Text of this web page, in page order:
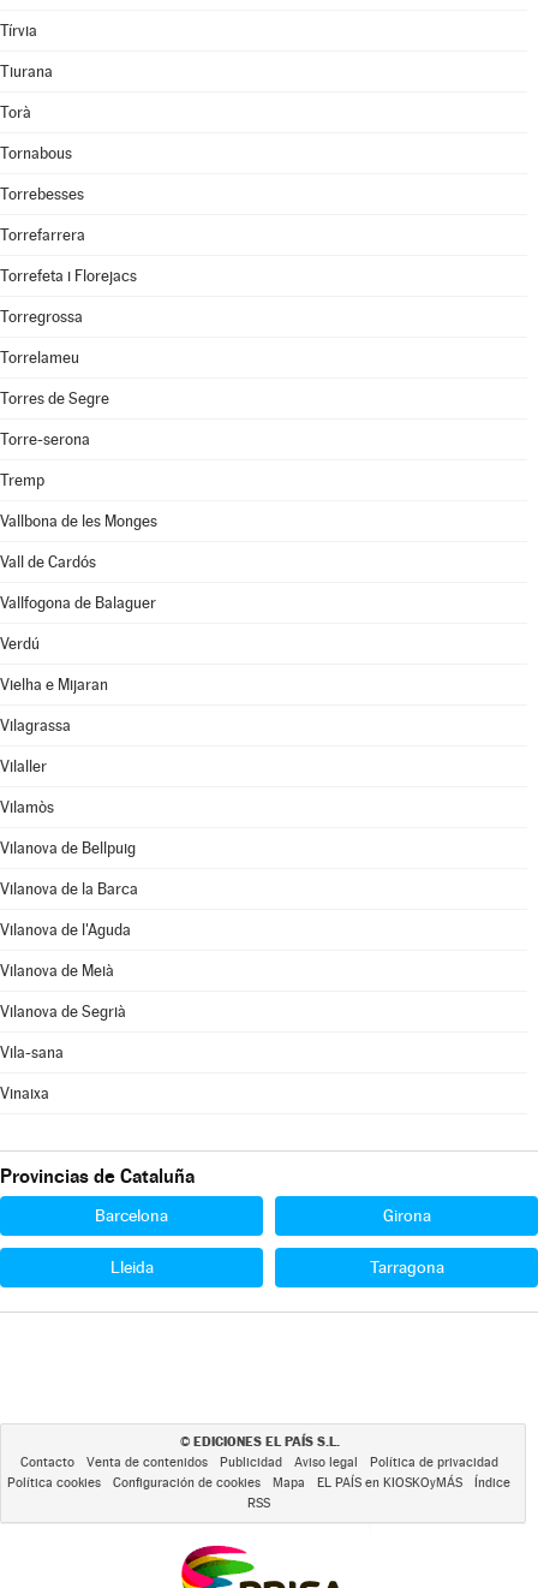
Tírvia
Tiurana
Torà
Tornabous
Torrebesses
Torrefarrera
Torrefeta i Florejacs
Torregrossa
Torrelameu
Torres de Segre
Torre-serona
Tremp
Vallbona de les Monges
Vall de Cardós
Vallfogona de Balaguer
Verdú
Vielha e Mijaran
Vilagrassa
Vilaller
Vilamòs
Vilanova de Bellpuig
Vilanova de la Barca
Vilanova de l'Aguda
Vilanova de Meià
Vilanova de Segrià
Vila-sana
Vinaixa
Provincias de Cataluña
Barcelona Girona
Lleida Tarragona
© EDICIONES EL PAÍS S.L.
Contacto Venta de contenidos Publicidad Aviso legal
Política de privacidad
Política cookies
Configuración de cookies Mapa EL PAÍS en KIOSKOyMÁS
Índice
RSS